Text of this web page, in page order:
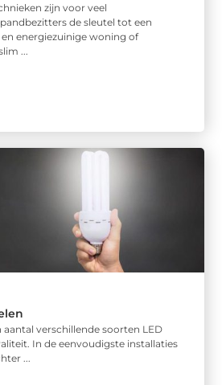
zijn voor veel
de sleutel tot een
energiezuinige woning of
...
aantal verschillende soorten LED
In de eenvoudigste installaties
...